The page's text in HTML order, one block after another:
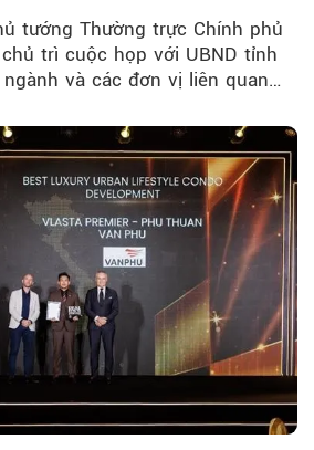
tướng Thường trực Chính phủ
trì cuộc họp với UBND tỉnh
ngành và các đơn vị liên quan